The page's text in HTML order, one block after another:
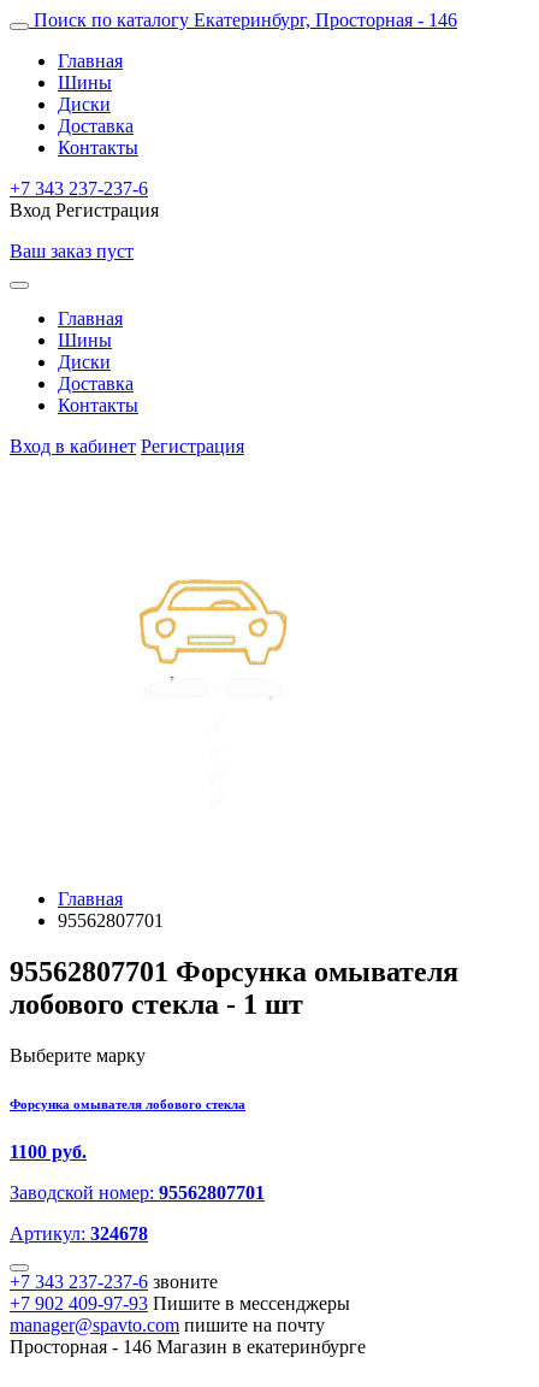
Поиск по каталогу Екатеринбург, Просторная - 146
Главная
Шины
Диски
Доставка
Контакты
+7 343 237-237-6
Вход Регистрация
Ваш заказ пуст
Главная
Шины
Диски
Доставка
Контакты
Вход в кабинет Регистрация
Главная
95562807701
95562807701 Форсунка омывателя
лобового стекла - 1 шт
Выберите марку
Форсунка омывателя лобового стекла
1100 руб.
Заводской номер: 95562807701
Артикул: 324678
+7 343 237-237-6 звоните
+7 902 409-97-93 Пишите в мессенджеры
manager@spavto.com пишите на почту
Просторная - 146 Магазин в екатеринбурге